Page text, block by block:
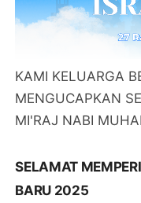
KAMI KELUARGA
MENGUCAPKAN
MI'RAJ NABI
SELAMAT
BARU 2025